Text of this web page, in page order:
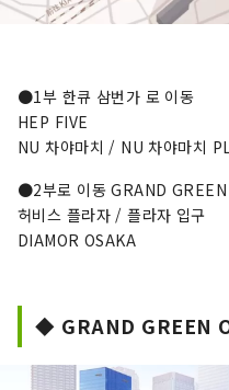
●1부 한큐 삼번가 로 이동
HEP FIVE
NU 차야마치 / NU 차야마치
●2부로 이동 GRAND
허비스 플라자 / 플라자 입구
DIAMOR OSAKA
◆ GRAND GREEN